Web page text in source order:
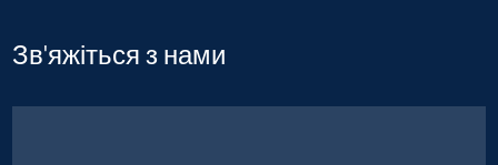
Зв'яжіться з нами